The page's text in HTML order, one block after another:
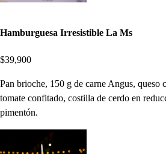
Hamburguesa Irresistible La Ms
$39,900
Pan brioche, 150 g de carne Angus, queso
tomate confitado, costilla de cerdo en
pimentón.